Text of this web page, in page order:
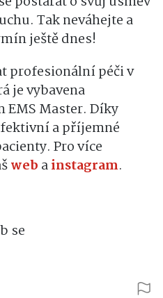
Tak neváhejte a
ještě dnes!
profesionální péči v
je vybavena
Master. Díky
a příjemné
Pro více
web ainstagram.
se